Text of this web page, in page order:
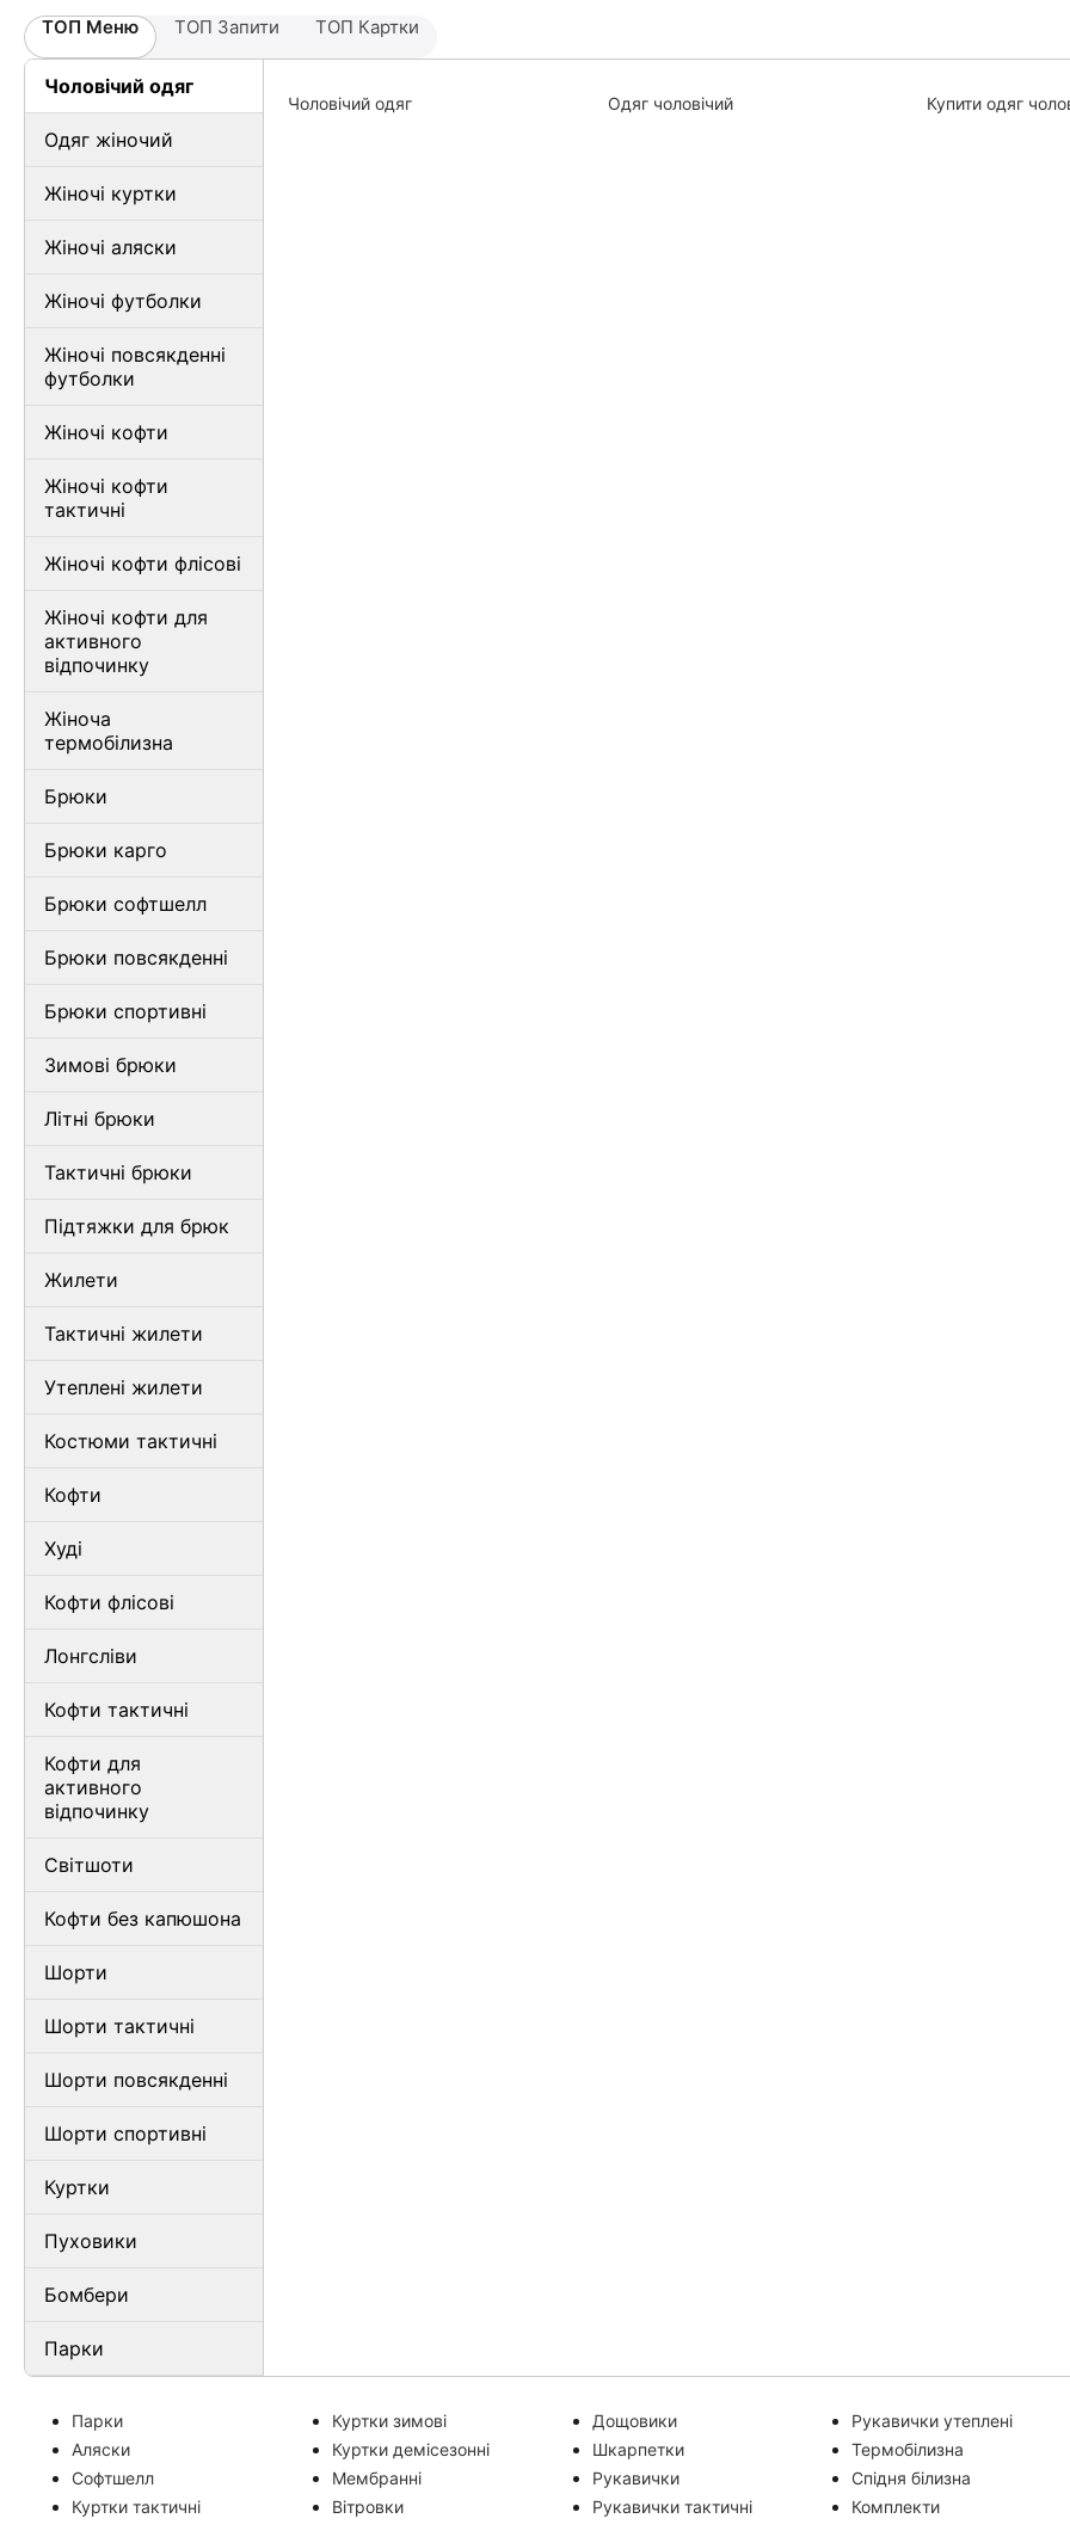
ТОП Меню ТОП Запити ТОП Картки
Чоловічий одяг
Одяг жіночий
Жіночі куртки
Жіночі аляски
Жіночі футболки
Жіночі повсякденні
футболки
Жіночі кофти
Жіночі кофти
тактичні
Жіночі кофти флісові
Жіночі кофти для
активного
відпочинку
Жіноча
термобілизна
Брюки
Брюки карго
Брюки софтшелл
Брюки повсякденні
Брюки спортивні
Зимові брюки
Літні брюки
Тактичні брюки
Підтяжки для брюк
Жилети
Тактичні жилети
Утеплені жилети
Костюми тактичні
Кофти
Худі
Кофти флісові
Лонгсліви
Кофти тактичні
Кофти для
активного
відпочинку
Світшоти
Кофти без капюшона
Шорти
Шорти тактичні
Шорти повсякденні
Шорти спортивні
Куртки
Пуховики
Бомбери
Парки
Чоловічий одяг Одяг чоловічий Купити одяг
Парки
Аляски
Софтшелл
Куртки тактичні
Куртки зимові
Куртки демісезонні
Мембранні
Вітровки
Дощовики
Шкарпетки
Рукавички
Рукавички тактичні
Рукавички утеплені
Термобілизна
Спідня білизна
Комплекти